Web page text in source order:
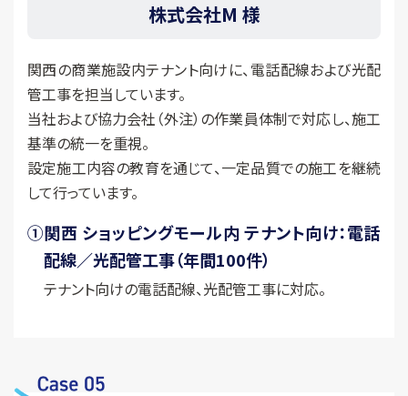
株式会社M 様
関西の商業施設内テナント向けに、電話配線および光配
管工事を担当しています。
当社および協力会社（外注）の作業員体制で対応し、施工
基準の統一を重視。
設定施工内容の教育を通じて、一定品質での施工を継続
して行っています。
①関西 ショッピングモール内 テナント向け：電話
配線／光配管工事（年間100件）
テナント向けの電話配線、光配管工事に対応。